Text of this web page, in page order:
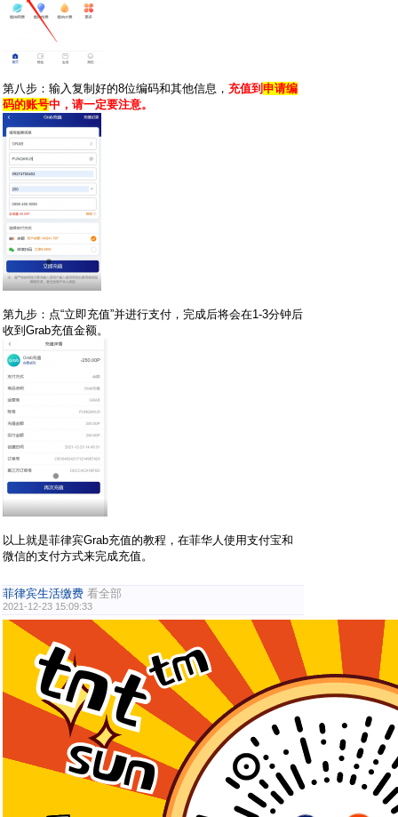
第八步：输入复制好的8位编码和其他信息， 充值到 申请编
码的账号中，请一定要注意。
第九步：点“立即充值”并进行支付，完成后将会在1-3分钟后
收到Grab充值金额。
以上就是菲律宾Grab充值的教程，在菲华人使用支付宝和
微信的支付方式来完成充值。
菲律宾生活缴费 看全部
2021-12-23 15:09:33